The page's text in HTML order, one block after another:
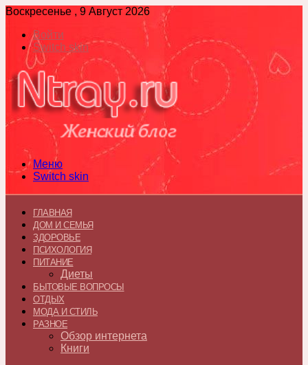
Воскресенье , 9 Август 2026
Войти
Switch skin
Меню
Switch skin
ГЛАВНАЯ
ДОМ И СЕМЬЯ
ЗДОРОВЬЕ
ПСИХОЛОГИЯ
ПИТАНИЕ
Диеты
БЫТОВЫЕ ВОПРОСЫ
ОТДЫХ
МОДА И СТИЛЬ
РАЗНОЕ
Обзор интернета
Книги